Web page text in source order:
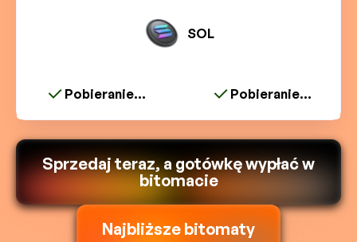
SOL
Pobieranie... Pobieranie...
Sprzedaj teraz, a gotówkę wypłać w
bitomacie
Najbliższe bitomaty